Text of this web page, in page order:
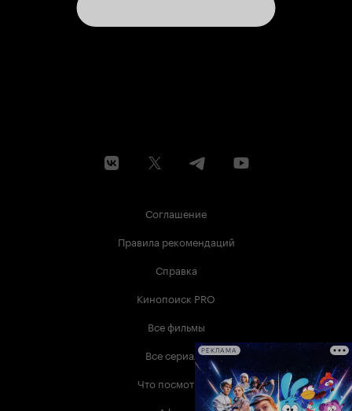
Соглашение
Правила рекомендаций
Справка
Кинопоиск PRO
Все фильмы
Все сериалы
Что посмотреть
РЕКЛАМА